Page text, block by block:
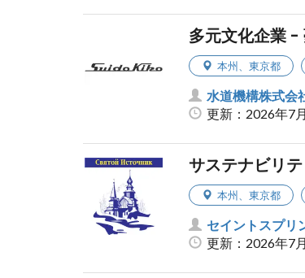
多元文化企業 -
本州、 東京都
水道機構株式会
更新：2026年7
サステナビリ
本州、 東京都
セイントスプリ
更新：2026年7